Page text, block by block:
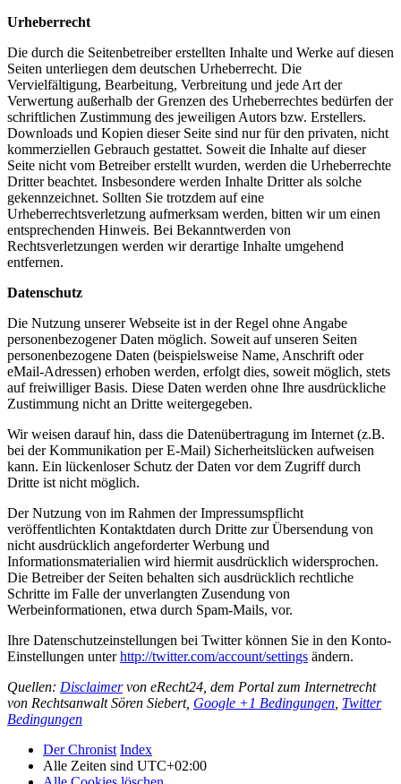
Urheberrecht
Die durch die Seitenbetreiber erstellten Inhalte und Werke auf diesen
Seiten unterliegen dem deutschen Urheberrecht. Die
Vervielfältigung, Bearbeitung, Verbreitung und jede Art der
Verwertung außerhalb der Grenzen des Urheberrechtes bedürfen der
schriftlichen Zustimmung des jeweiligen Autors bzw. Erstellers.
Downloads und Kopien dieser Seite sind nur für den privaten, nicht
kommerziellen Gebrauch gestattet. Soweit die Inhalte auf dieser
Seite nicht vom Betreiber erstellt wurden, werden die Urheberrechte
Dritter beachtet. Insbesondere werden Inhalte Dritter als solche
gekennzeichnet. Sollten Sie trotzdem auf eine
Urheberrechtsverletzung aufmerksam werden, bitten wir um einen
entsprechenden Hinweis. Bei Bekanntwerden von
Rechtsverletzungen werden wir derartige Inhalte umgehend
entfernen.
Datenschutz
Die Nutzung unserer Webseite ist in der Regel ohne Angabe
personenbezogener Daten möglich. Soweit auf unseren Seiten
personenbezogene Daten (beispielsweise Name, Anschrift oder
eMail-Adressen) erhoben werden, erfolgt dies, soweit möglich, stets
auf freiwilliger Basis. Diese Daten werden ohne Ihre ausdrückliche
Zustimmung nicht an Dritte weitergegeben.
Wir weisen darauf hin, dass die Datenübertragung im Internet (z.B.
bei der Kommunikation per E-Mail) Sicherheitslücken aufweisen
kann. Ein lückenloser Schutz der Daten vor dem Zugriff durch
Dritte ist nicht möglich.
Der Nutzung von im Rahmen der Impressumspflicht
veröffentlichten Kontaktdaten durch Dritte zur Übersendung von
nicht ausdrücklich angeforderter Werbung und
Informationsmaterialien wird hiermit ausdrücklich widersprochen.
Die Betreiber der Seiten behalten sich ausdrücklich rechtliche
Schritte im Falle der unverlangten Zusendung von
Werbeinformationen, etwa durch Spam-Mails, vor.
Ihre Datenschutzeinstellungen bei Twitter können Sie in den Konto-
Einstellungen unterhttp://twitter.com/account/settings ändern.
Quellen: Disclaimervon eRecht24, dem Portal zum Internetrecht
von Rechtsanwalt Sören Siebert, Google +1 Bedingungen Twitter
Bedingungen
Der Chronist Index
Alle Zeiten sind UTC+02:00